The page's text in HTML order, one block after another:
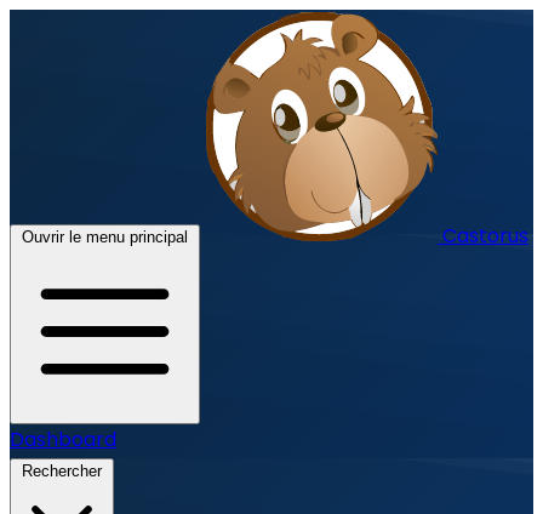
Ouvrir le menu principal Castorus
Dashboard
Rechercher